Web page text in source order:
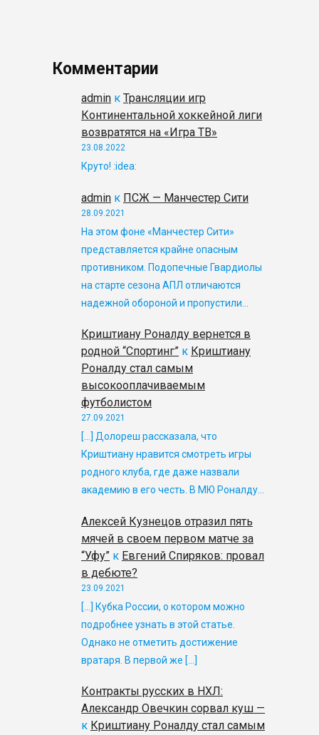
Комментарии
admin к Трансляции игр
Континентальной хоккейной лиги
возвратятся на «Игра ТВ»
23.08.2022
Круто! :idea:
admin к ПСЖ — Манчестер Сити
28.09.2021
На этом фоне «Манчестер Сити»
представляется крайне опасным
противником. Подопечные Гвардиолы
на старте сезона АПЛ отличаются
надежной обороной и пропустили…
Криштиану Роналду вернется в
родной “Спортинг” к Криштиану
Роналду стал самым
высокооплачиваемым
футболистом
27.09.2021
[…] Долореш рассказала, что
Криштиану нравится смотреть игры
родного клуба, где даже назвали
академию в его честь. В МЮ Роналду…
Алексей Кузнецов отразил пять
мячей в своем первом матче за
“Уфу” к Евгений Спиряков: провал
в дебюте?
23.09.2021
[…] Кубка России, о котором можно
подробнее узнать в этой статье.
Однако не отметить достижение
вратаря. В первой же […]
Контракты русских в НХЛ:
Александр Овечкин сорвал куш —
к Криштиану Роналду стал самым